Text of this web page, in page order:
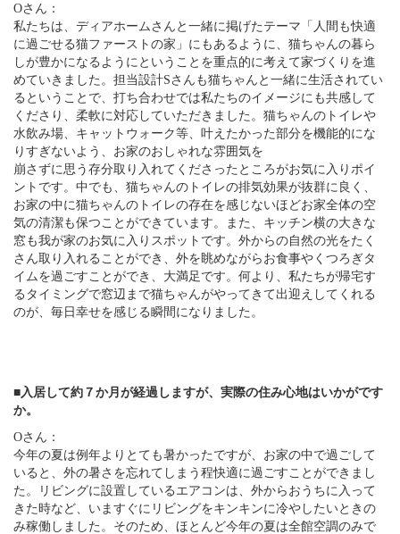
Oさん：
私たちは、ディアホームさんと一緒に掲げたテーマ「人間も快適
に過ごせる猫ファーストの家」にもあるように、猫ちゃんの暮ら
しが豊かになるようにということを重点的に考えて家づくりを進
めていきました。担当設計Sさんも猫ちゃんと一緒に生活されてい
るということで、打ち合わせでは私たちのイメージにも共感して
くださり、柔軟に対応していただきました。猫ちゃんのトイレや
水飲み場、キャットウォーク等、叶えたかった部分を機能的にな
りすぎないよう、お家のおしゃれな雰囲気を
崩さずに思う存分取り入れてくださったところがお気に入りポイ
ントです。中でも、猫ちゃんのトイレの排気効果が抜群に良く、
お家の中に猫ちゃんのトイレの存在を感じないほどお家全体の空
気の清潔も保つことができています。また、キッチン横の大きな
窓も我が家のお気に入りスポットです。外からの自然の光をたく
さん取り入れることができ、外を眺めながらお食事やくつろぎタ
イムを過ごすことができ、大満足です。何より、私たちが帰宅す
るタイミングで窓辺まで猫ちゃんがやってきて出迎えしてくれる
のが、毎日幸せを感じる瞬間になりました。
■入居して約７か月が経過しますが、実際の住み心地はいかがです
か。
Oさん：
今年の夏は例年よりとても暑かったですが、お家の中で過ごして
いると、外の暑さを忘れてしまう程快適に過ごすことができまし
た。リビングに設置しているエアコンは、外からおうちに入って
きた時など、いますぐにリビングをキンキンに冷やしたいときの
み稼働しました。そのため、ほとんど今年の夏は全館空調のみで